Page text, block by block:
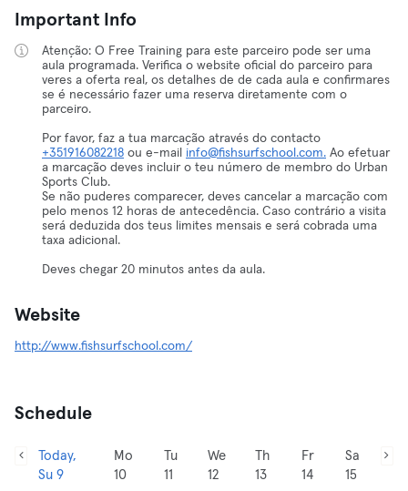
Important Info
Atenção: O Free Training para este parceiro pode ser uma
aula programada. Verifica o website oficial do parceiro para
veres a oferta real, os detalhes de de cada aula e confirmares
se é necessário fazer uma reserva diretamente com o
parceiro.
Por favor, faz a tua marcação através do contacto
+351916082218 ou e-mail info@fishsurfschool.com. Ao efetuar
a marcação deves incluir o teu número de membro do Urban
Sports Club.
Se não puderes comparecer, deves cancelar a marcação com
pelo menos 12 horas de antecedência. Caso contrário a visita
será deduzida dos teus limites mensais e será cobrada uma
taxa adicional.
Deves chegar 20 minutos antes da aula.
Website
http://www.fishsurfschool.com/
Schedule
Today,
Su 9
Mo
10
Tu
11
We
12
Th
13
Fr
14
Sa
15